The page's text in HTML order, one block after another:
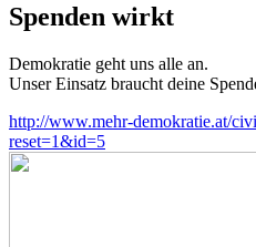
Spenden wirkt
Demokratie geht uns alle an.
Unser Einsatz braucht deine
http://www.mehr-demokratie.at/
reset=1&id=5